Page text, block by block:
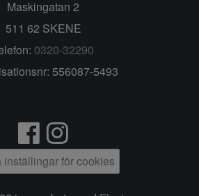
Maskingatan 2
511 62 SKENE
0320-32290
556087-5493
inställingar för cookies